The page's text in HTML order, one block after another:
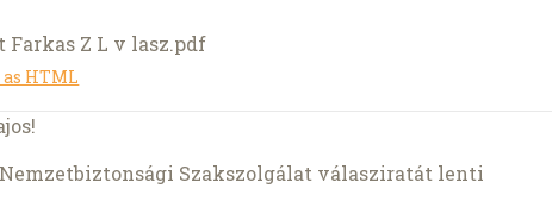
Farkas Z L v lasz.pdf
HTML
Szakszolgálat válasziratát lenti